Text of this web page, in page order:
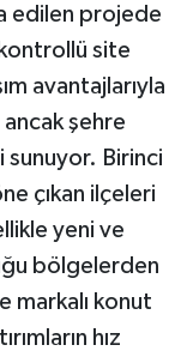
edilen projede
site
avantajlarıyla
şehre
sunuyor. Birinci
çıkan ilçeleri
yeni ve
bölgelerden
markalı konut
hız